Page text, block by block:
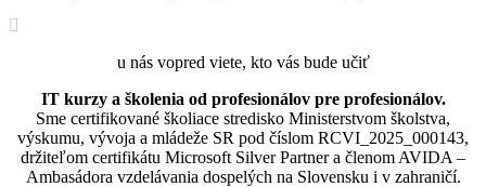
u nás vopred viete, kto vás bude učiť
IT kurzy a školenia od profesionálov pre profesionálov.
Sme certifikované školiace stredisko Ministerstvom školstva,
výskumu, vývoja a mládeže SR pod číslom RCVI_2025_000143,
držiteľom certifikátu Microsoft Silver Partner a členom AVIDA –
Ambasádora vzdelávania dospelých na Slovensku i v zahraničí.​​​​​​​​​​​​​​​​